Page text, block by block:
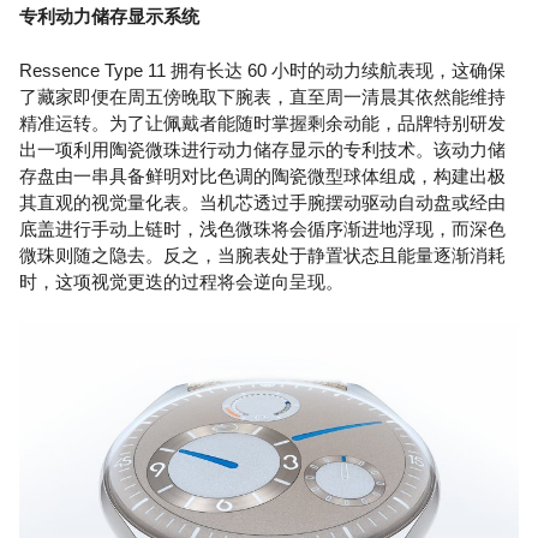
专利动力储存显示系统
Ressence Type 11 拥有长达 60 小时的动力续航表现，这确保
了藏家即便在周五傍晚取下腕表，直至周一清晨其依然能维持
精准运转。为了让佩戴者能随时掌握剩余动能，品牌特别研发
出一项利用陶瓷微珠进行动力储存显示的专利技术。该动力储
存盘由一串具备鲜明对比色调的陶瓷微型球体组成，构建出极
其直观的视觉量化表。当机芯透过手腕摆动驱动自动盘或经由
底盖进行手动上链时，浅色微珠将会循序渐进地浮现，而深色
微珠则随之隐去。反之，当腕表处于静置状态且能量逐渐消耗
时，这项视觉更迭的过程将会逆向呈现。